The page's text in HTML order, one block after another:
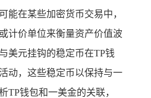
能在某些加密货币交易中，
计价单位来衡量资产价值波
美元挂钩的稳定币在TP钱
动，这些稳定币以保持与一
TP钱包和一美金的关联，